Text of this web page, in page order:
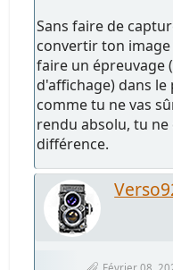
Sans faire de
convertir ton
faire un épreuvage
d'affichage) dans
comme tu ne vas
rendu absolu, tu
différence.